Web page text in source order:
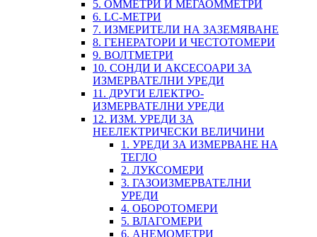
5. ОММЕТРИ И МЕГАОММЕТРИ
6. LC-МЕТРИ
7. ИЗМЕРИТЕЛИ НА ЗАЗЕМЯВАНЕ
8. ГЕНЕРАТОРИ И ЧЕСТОТОМЕРИ
9. ВОЛТМЕТРИ
10. СОНДИ И АКСЕСОАРИ ЗА
ИЗМЕРВАТЕЛНИ УРЕДИ
11. ДРУГИ ЕЛЕКТРО-
ИЗМЕРВАТЕЛНИ УРЕДИ
12. ИЗМ. УРЕДИ ЗА
НЕЕЛЕКТРИЧЕСКИ ВЕЛИЧИНИ
1. УРЕДИ ЗА ИЗМЕРВАНЕ НА
ТЕГЛО
2. ЛУКСОМЕРИ
3. ГАЗОИЗМЕРВАТЕЛНИ
УРЕДИ
4. ОБОРОТОМЕРИ
5. ВЛАГОМЕРИ
6. АНЕМОМЕТРИ